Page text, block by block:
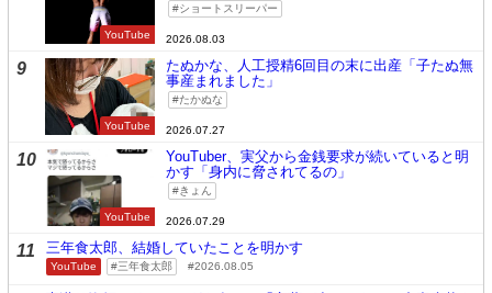
YouTube
ショートスリーパー
2026.08.03
9
YouTube
たぬかな、人工授精6回目の末に出産「子たぬ無
事産まれました」
たかぬな
2026.07.27
10
YouTube
YouTuber、実父から金銭要求が続いていると明
かす「身内に脅されてるの」
きょん
2026.07.29
11 三年食太郎、結婚していたことを明かす
YouTube 三年食太郎 2026.08.05